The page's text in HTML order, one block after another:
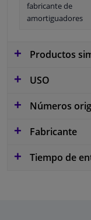
fabricante de
amortiguadores
Productos
USO
Números
Fabricante
Tiempo de